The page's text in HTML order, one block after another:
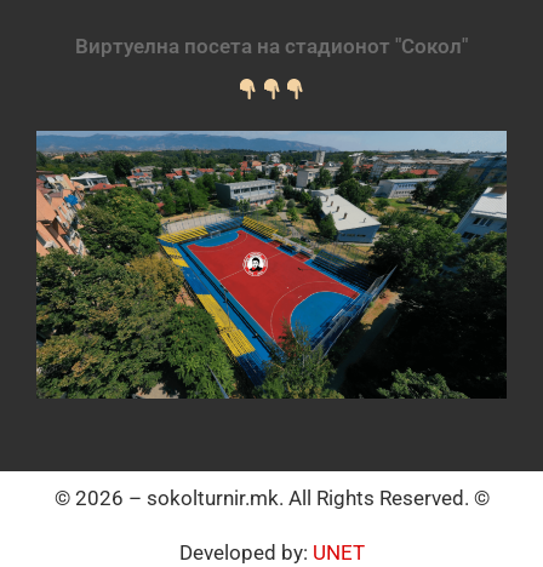
Виртуелна посета на стадионот "Сокол"
© 2026 – sokolturnir.mk. All Rights Reserved. ©
Developed by: UNET